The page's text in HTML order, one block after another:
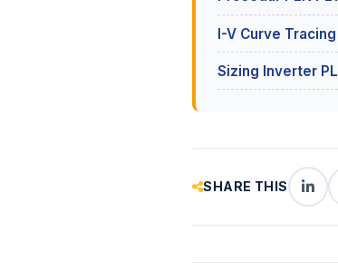
I-V Curve
Sizing Inverter
SHARE THIS